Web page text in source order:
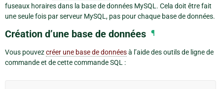
fuseaux horaires dans la base de données MySQL. Cela doit être fait
une seule fois par serveur MySQL, pas pour chaque base de données.
Création d’une base de données ¶
Vous pouvezcréer une base de donnéesà l’aide des outils de ligne de
commande et de cette commande SQL :